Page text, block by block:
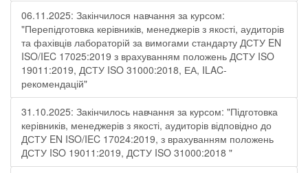
06.11.2025: Закінчилося навчання за курсом:
"Перепідготовка керівників, менеджерів з якості, аудиторів
та фахівців лабораторій за вимогами стандарту ДСТУ EN
ISO/IEC 17025:2019 з врахуванням положень ДСТУ ISO
19011:2019, ДСТУ ISO 31000:2018, ЕА, ILAC-
рекомендацій"
31.10.2025: Закінчилось навчання за курсом: "Підготовка
керівників, менеджерів з якості, аудиторів відповідно до
ДСТУ EN ISO/IEC 17024:2019, з врахуванням положень
ДСТУ ISO 19011:2019, ДСТУ ISO 31000:2018 "